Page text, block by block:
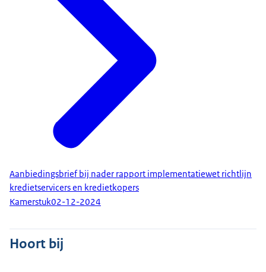
Aanbiedingsbrief bij nader rapport implementatiewet richtlijn
kredietservicers en kredietkopers
Kamerstuk02-12-2024
Hoort bij